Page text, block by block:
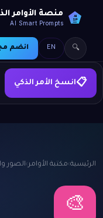
AI
SP
منصة الأوامر
AI Smart Prompts
🔍
EN انضم
📋انسخ الأمر الذكي
الرئيسية›مكتبة الأوامر›الصور
🎨